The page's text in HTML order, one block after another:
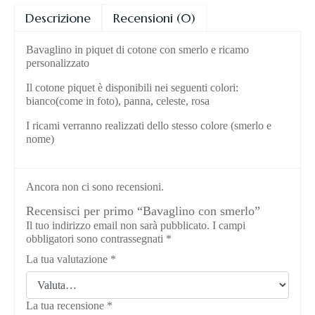
Descrizione Recensioni (0)
Bavaglino in piquet di cotone con smerlo e ricamo
personalizzato
Il cotone piquet è disponibili nei seguenti colori:
bianco(come in foto), panna, celeste, rosa
I ricami verranno realizzati dello stesso colore (smerlo e
nome)
Ancora non ci sono recensioni.
Recensisci per primo “Bavaglino con smerlo”
Il tuo indirizzo email non sarà pubblicato. I campi
obbligatori sono contrassegnati *
La tua valutazione *
La tua recensione *